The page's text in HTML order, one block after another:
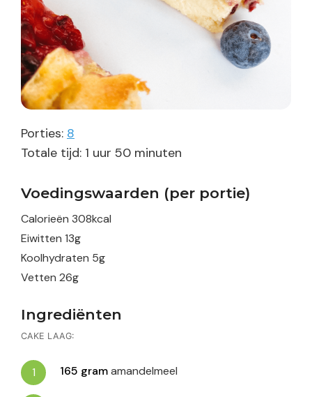
Porties: 8
Totale tijd: 1 uur
uur 50minuten
minuten
Voedingswaarden (per portie)
Calorieën 308kcal
Eiwitten 13g
Koolhydraten 5g
Vetten 26g
Ingrediënten
CAKE LAAG:
165 gramamandelmeel